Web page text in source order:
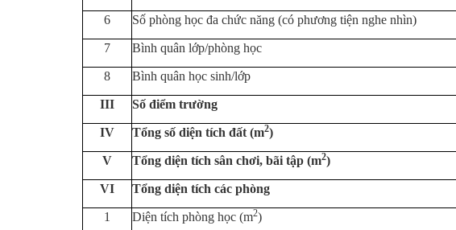
6 Số phòng học đa chức năng (có phương tiện nghe nhìn)
7 Bình quân lớp/phòng học
8 Bình quân học sinh/lớp
III Số điểm trường
IV Tổng số diện tích đất (m2)
V Tổng diện tích sân chơi, bãi tập (m2)
VI Tổng diện tích các phòng
1 Diện tích phòng học (m2)